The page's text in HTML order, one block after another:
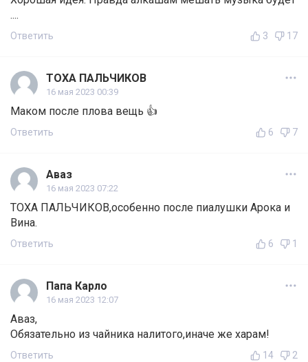
....
Ответить 3 17
ТОХА ПАЛЬЧИКОВ
16 мая 2023 00:39
Маком после плова вещь 👍
Ответить 6 7
Аваз
16 мая 2023 07:22
ТОХА ПАЛЬЧИКОВ,особенно после пиалушки Арока и
Вина.
Ответить 6 1
Папа Карло
16 мая 2023 12:07
Аваз,
Обязательно из чайника налитого,иначе же харам!
Ответить 14 2